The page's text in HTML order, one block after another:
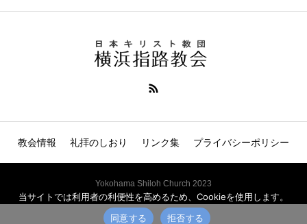
教会情報 礼拝のしおり リンク集 プライバシーポリシー
Yokohama Shiloh Church 2023
当サイトでは利用者の利便性を高めるため、Cookieを使用します。
同意する
拒否する